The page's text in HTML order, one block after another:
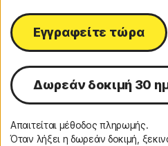
Εγγραφείτε τώρα
Δωρεάν δοκιμή 30
Απαιτείται μέθοδος πληρωμής.
Όταν λήξει η δωρεάν δοκιμή,